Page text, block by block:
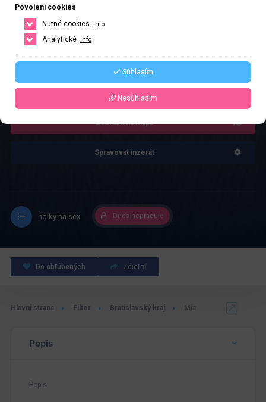
+421 904645593
Řekněte že voláte z webu www.privatzone.com
Zobrazit na mapě
Spravovat inzerát
holky na sex Dnes nepracuje
Do obľúbených Zdieľať
Hlavní strana Filter Bratislavský kraj Mia
Popis
Popis
Povolení cookies
Nutné cookies
Info
Analytické Info
Súhlasím
Nesúhlasím